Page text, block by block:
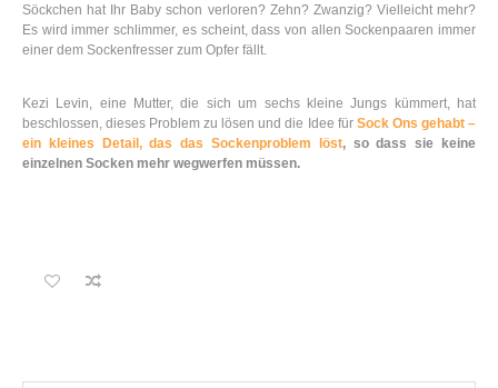
Söckchen hat Ihr Baby schon verloren? Zehn? Zwanzig? Vielleicht mehr?
Es wird immer schlimmer, es scheint, dass von allen Sockenpaaren immer
einer dem Sockenfresser zum Opfer fällt.
Kezi Levin, eine Mutter, die sich um sechs kleine Jungs kümmert, hat
beschlossen, dieses Problem zu lösen und die Idee für Sock Ons gehabt –
ein kleines Detail, das das Sockenproblem löst, so dass sie keine
einzelnen Socken mehr wegwerfen müssen.